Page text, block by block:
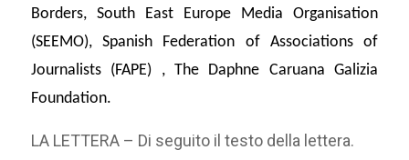
Borders, South East Europe Media Organisation
(SEEMO), Spanish Federation of Associations of
Journalists (FAPE) , The Daphne Caruana Galizia
Foundation.
LA LETTERA – Di seguito il testo della lettera.